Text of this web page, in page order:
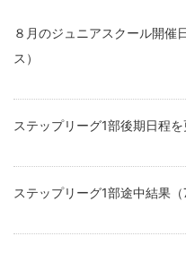
８月のジュニアスクール開催
ス）
ステップリーグ1部後期日程
ステップリーグ1部途中結果（